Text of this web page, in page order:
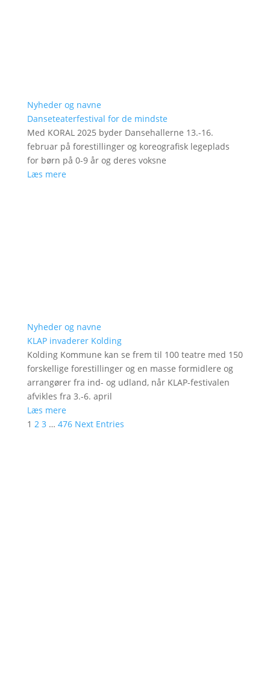
Nyheder og navne
Danseteaterfestival for de mindste
Med KORAL 2025 byder Dansehallerne 13.-16.
februar på forestillinger og koreografisk legeplads
for børn på 0-9 år og deres voksne
Læs mere
Nyheder og navne
KLAP invaderer Kolding
Kolding Kommune kan se frem til 100 teatre med 150
forskellige forestillinger og en masse formidlere og
arrangører fra ind- og udland, når KLAP-festivalen
afvikles fra 3.-6. april
Læs mere
1 2 3 … 476 Next Entries